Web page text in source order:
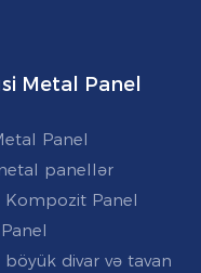
Metal Panel
Panel
panellər
Kompozit Panel
böyük divar və tavan